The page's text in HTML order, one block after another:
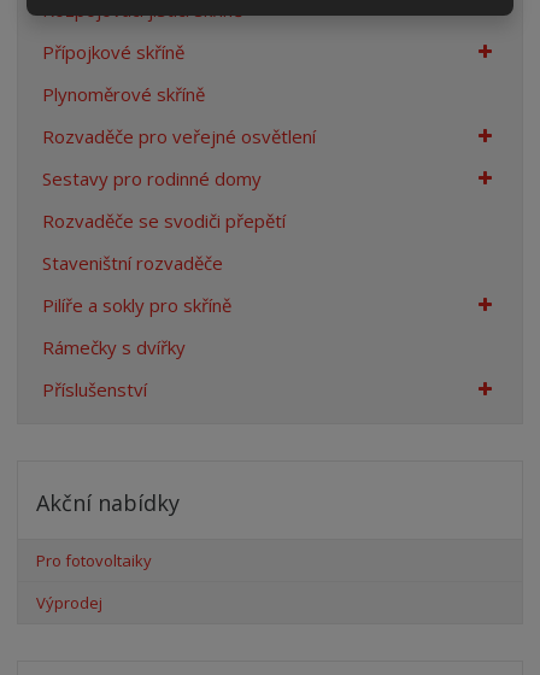
Přípojkové skříně
Plynoměrové skříně
Rozvaděče pro veřejné osvětlení
Sestavy pro rodinné domy
Rozvaděče se svodiči přepětí
Staveništní rozvaděče
Pilíře a sokly pro skříně
Rámečky s dvířky
Příslušenství
Akční nabídky
Pro fotovoltaiky
Výprodej